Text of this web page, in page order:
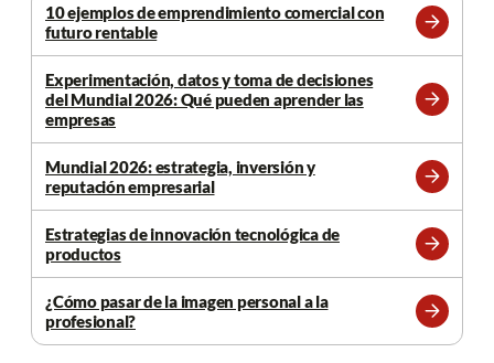
10 ejemplos de emprendimiento comercial con
futuro rentable
Leer
más
Experimentación, datos y toma de decisiones
del Mundial 2026: Qué pueden aprender las
empresas
Leer
más
Mundial 2026: estrategia, inversión y
reputación empresarial
Leer
más
Estrategias de innovación tecnológica de
productos
Leer
más
¿Cómo pasar de la imagen personal a la
profesional?
Leer
más